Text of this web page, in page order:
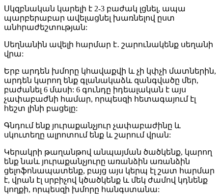
Սկզբնական կարելի է 2-3 բաժակ լցնել, ապա
պարբերաբար ավելացնել խառնելով ըստ
անհրաժեշտության:
Սեղնանին ավելի հարմար է․ շարունակենք սեղանի
վրա:
Երբ արդեն խմորը կհավաքվի և չի կփչի մատներին,
արդեն կարող ենք գլանակաձև զանգվածը մեր,
բաժանել 6 մասի: 6 գունդը իդեալական է այս
չափաբաժնի համար, որպեսզի հետագայում էլ
հեշտ լինի բացելը:
Գնդում ենք յուրաքանչյուր չափաբաժինը և
սկուտեղը ալրոտում ենք և շարում վրան:
Կերակրի թաղանթով անպայման ծածկենք, կարող
ենք նաև յուրաքանչյուրը առանձին առանձին
ցելոֆոնապատենք, բայց այս կերպ էլ շատ հարմար
է, վրան էլ սրբիչով կծածկենք և մեկ ժամով կդնենք
կողքի, որպեսզի խմորը հանգստանա: